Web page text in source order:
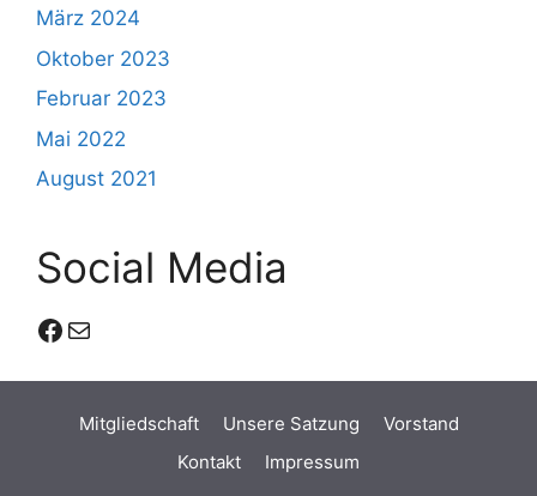
März 2024
Oktober 2023
Februar 2023
Mai 2022
August 2021
Social Media
Facebook
E-Mail
Mitgliedschaft Unsere Satzung
Vorstand
Kontakt
Impressum